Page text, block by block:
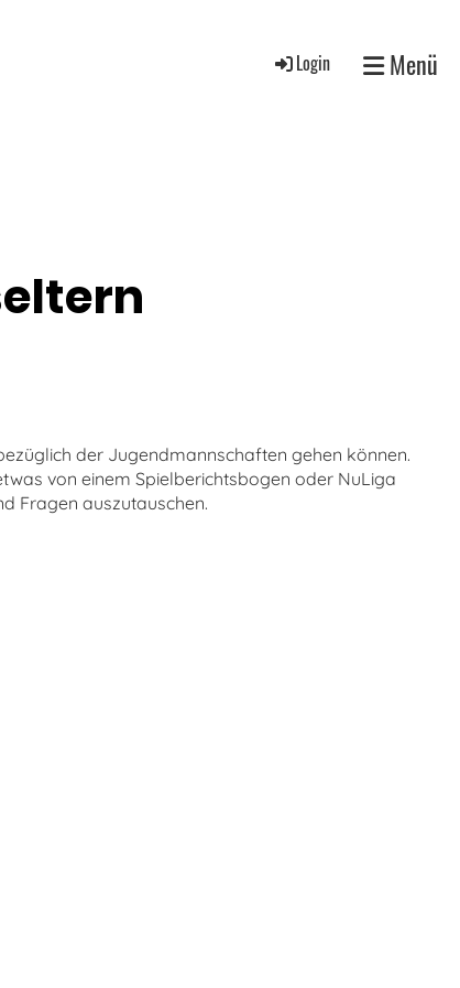
Login Menü
der Jugendmannschaften gehen können.
von einem Spielberichtsbogen oder NuLiga
Fragen auszutauschen.